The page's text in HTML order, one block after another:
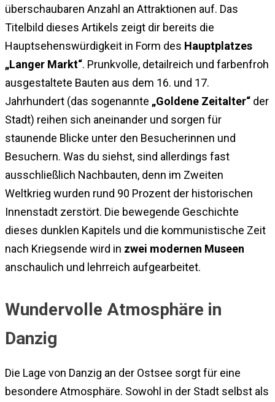
überschaubaren Anzahl an Attraktionen auf. Das
Titelbild dieses Artikels zeigt dir bereits die
Hauptsehenswürdigkeit in Form des Hauptplatzes
„Langer Markt“. Prunkvolle, detailreich und farbenfroh
ausgestaltete Bauten aus dem 16. und 17.
Jahrhundert (das sogenannte „Goldene Zeitalter“ der
Stadt) reihen sich aneinander und sorgen für
staunende Blicke unter den Besucherinnen und
Besuchern. Was du siehst, sind allerdings fast
ausschließlich Nachbauten, denn im Zweiten
Weltkrieg wurden rund 90 Prozent der historischen
Innenstadt zerstört. Die bewegende Geschichte
dieses dunklen Kapitels und die kommunistische Zeit
nach Kriegsende wird in zwei modernen Museen
anschaulich und lehrreich aufgearbeitet.
Wundervolle Atmosphäre in
Danzig
Die Lage von Danzig an der Ostsee sorgt für eine
besondere Atmosphäre. Sowohl in der Stadt selbst als